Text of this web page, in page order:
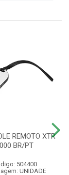
REMOTO XTR
BR/PT
504400
UNIDADE